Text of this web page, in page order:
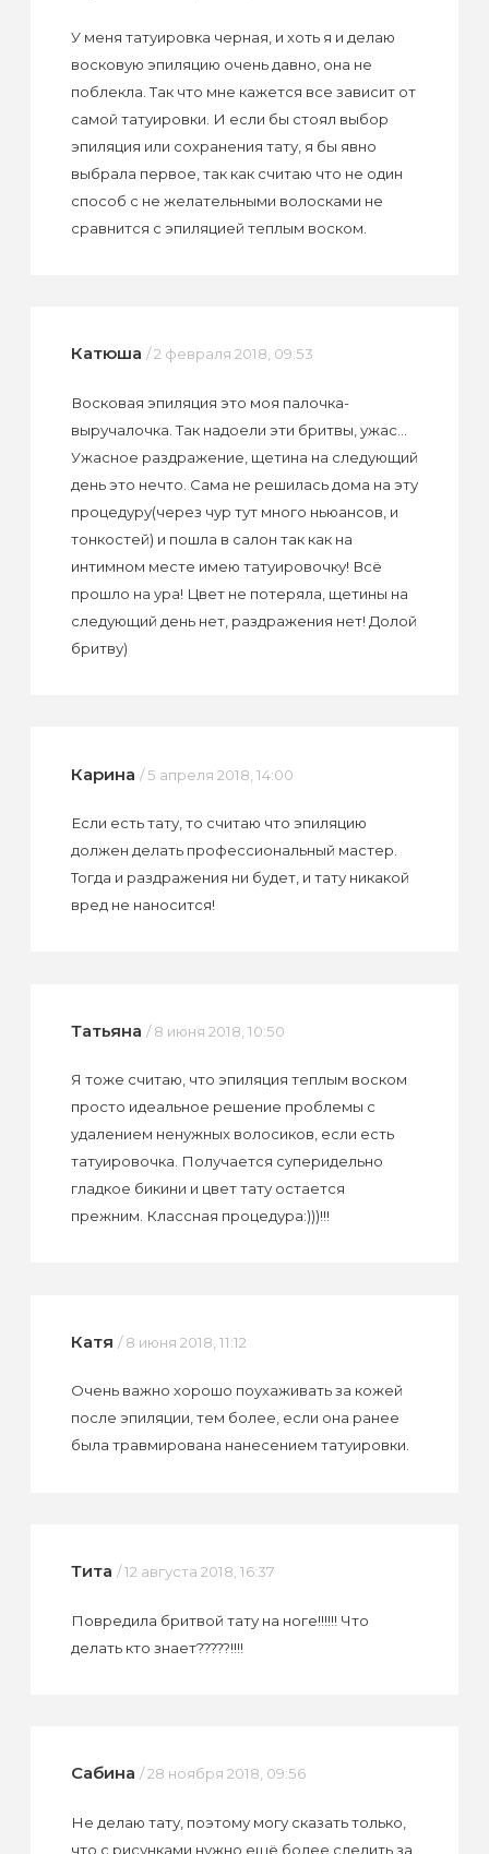
У меня татуировка черная, и хоть я и делаю
восковую эпиляцию очень давно, она не
поблекла. Так что мне кажется все зависит от
самой татуировки. И если бы стоял выбор
эпиляция или сохранения тату, я бы явно
выбрала первое, так как считаю что не один
способ с не желательными волосками не
сравнится с эпиляцией теплым воском.
Катюша / 2 февраля 2018, 09:53
Восковая эпиляция это моя палочка-
выручалочка. Так надоели эти бритвы, ужас...
Ужасное раздражение, щетина на следующий
день это нечто. Сама не решилась дома на эту
процедуру(через чур тут много ньюансов, и
тонкостей) и пошла в салон так как на
интимном месте имею татуировочку! Всё
прошло на ура! Цвет не потеряла, щетины на
следующий день нет, раздражения нет! Долой
бритву)
Карина / 5 апреля 2018, 14:00
Если есть тату, то считаю что эпиляцию
должен делать профессиональный мастер.
Тогда и раздражения ни будет, и тату никакой
вред не наносится!
Татьяна / 8 июня 2018, 10:50
Я тоже считаю, что эпиляция теплым воском
просто идеальное решение проблемы с
удалением ненужных волосиков, если есть
татуировочка. Получается суперидельно
гладкое бикини и цвет тату остается
прежним. Классная процедура:)))!!!
Катя / 8 июня 2018, 11:12
Очень важно хорошо поухаживать за кожей
после эпиляции, тем более, если она ранее
была травмирована нанесением татуировки.
Тита / 12 августа 2018, 16:37
Повредила бритвой тату на ноге!!!!!! Что
делать кто знает?????!!!!
Сабина / 28 ноября 2018, 09:56
Не делаю тату, поэтому могу сказать только,
что с рисунками нужно ещё более следить за